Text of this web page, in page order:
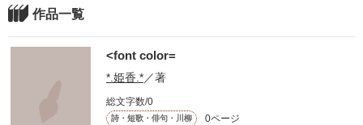
作品一覧
<font color=
*.姫香.*／著
総文字数/0
詩・短歌・俳句・川柳 0ページ